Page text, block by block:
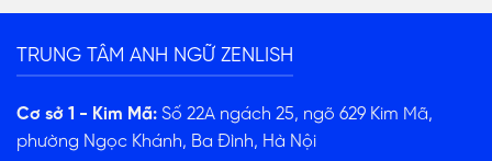
TRUNG TÂM ANH NGỮ ZENLISH
Cơ sở 1 - Kim Mã: Số 22A ngách 25, ngõ 629 Kim Mã,
phường Ngọc Khánh, Ba Đình, Hà Nội